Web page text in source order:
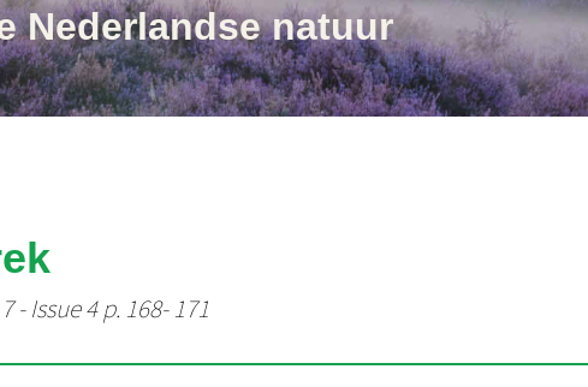
Nederlandse natuur
- Issue 4 p. 168- 171